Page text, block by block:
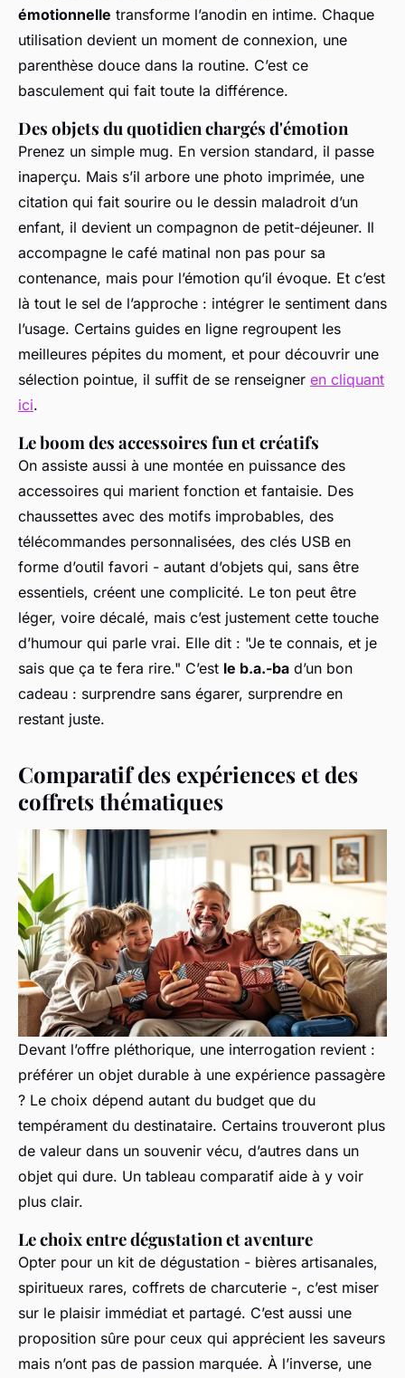
émotionnelle transforme l’anodin en intime. Chaque
utilisation devient un moment de connexion, une
parenthèse douce dans la routine. C’est ce
basculement qui fait toute la différence.
Des objets du quotidien chargés d'émotion
Prenez un simple mug. En version standard, il passe
inaperçu. Mais s’il arbore une photo imprimée, une
citation qui fait sourire ou le dessin maladroit d’un
enfant, il devient un compagnon de petit-déjeuner. Il
accompagne le café matinal non pas pour sa
contenance, mais pour l’émotion qu’il évoque. Et c’est
là tout le sel de l’approche : intégrer le sentiment dans
l’usage. Certains guides en ligne regroupent les
meilleures pépites du moment, et pour découvrir une
sélection pointue, il suffit de se renseigner en cliquant
ici.
Le boom des accessoires fun et créatifs
On assiste aussi à une montée en puissance des
accessoires qui marient fonction et fantaisie. Des
chaussettes avec des motifs improbables, des
télécommandes personnalisées, des clés USB en
forme d’outil favori - autant d’objets qui, sans être
essentiels, créent une complicité. Le ton peut être
léger, voire décalé, mais c’est justement cette touche
d’humour qui parle vrai. Elle dit : "Je te connais, et je
sais que ça te fera rire." C’est le b.a.-ba d’un bon
cadeau : surprendre sans égarer, surprendre en
restant juste.
Comparatif des expériences et des
coffrets thématiques
Devant l’offre pléthorique, une interrogation revient :
préférer un objet durable à une expérience passagère
? Le choix dépend autant du budget que du
tempérament du destinataire. Certains trouveront plus
de valeur dans un souvenir vécu, d’autres dans un
objet qui dure. Un tableau comparatif aide à y voir
plus clair.
Le choix entre dégustation et aventure
Opter pour un kit de dégustation - bières artisanales,
spiritueux rares, coffrets de charcuterie -, c’est miser
sur le plaisir immédiat et partagé. C’est aussi une
proposition sûre pour ceux qui apprécient les saveurs
mais n’ont pas de passion marquée. À l’inverse, une